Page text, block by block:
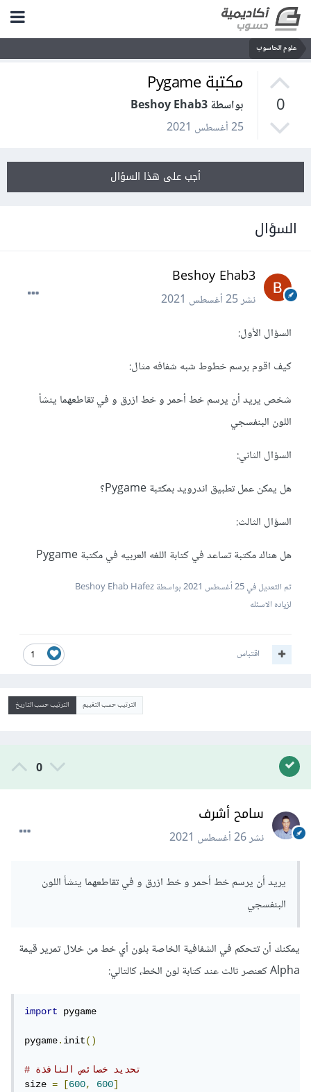
علوم الحاسوب
0
مكتبة Pygame
بواسطة Beshoy Ehab3
25 أغسطس 2021
أجب على هذا السؤال
السؤال
Beshoy Ehab3
نشر25 أغسطس 2021
السؤال الأول:
كيف اقوم برسم خطوط شبه شفافه مثال:
شخص يريد أن يرسم خط أحمر و خط ازرق و في تقاطعهما ينشأ
اللون البنفسجي
السؤال الثاني:
هل يمكن عمل تطبيق اندرويد بمكتبة Pygame؟
السؤال الثالث:
هل هناك مكتبة تساعد في كتابة اللغه العربيه في مكتبة Pygame
تم التعديل في25 أغسطس 2021
بواسطة Beshoy Ehab Hafez
لزياده الاسئله
1 اقتباس
الترتيب حسب التقييم الترتيب حسب التاريخ
0
سامح أشرف
نشر26 أغسطس 2021
يريد أن يرسم خط أحمر و خط ازرق و في تقاطعهما ينشأ اللون
البنفسجي
يمكنك أن تتحكم في الشفافية الخاصة بلون أي خط من خلال تمرير قيمة
Alpha كعنصر ثالث عند كتابة لون الخط، كالتالي:
import pygame
pygame.init()
# تحديد خصائص النافذة
size = [600, 600]